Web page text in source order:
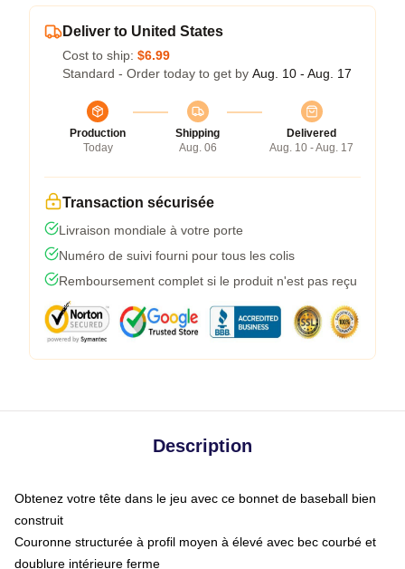
Deliver to United States
Cost to ship: $6.99
Standard - Order today to get by Aug. 10 - Aug. 17
Production
Today
Shipping
Aug. 06
Delivered
Aug. 10 - Aug. 17
Transaction sécurisée
Livraison mondiale à votre porte
Numéro de suivi fourni pour tous les colis
Remboursement complet si le produit n'est pas reçu
Description
Obtenez votre tête dans le jeu avec ce bonnet de baseball bien
construit
Couronne structurée à profil moyen à élevé avec bec courbé et
doublure intérieure ferme